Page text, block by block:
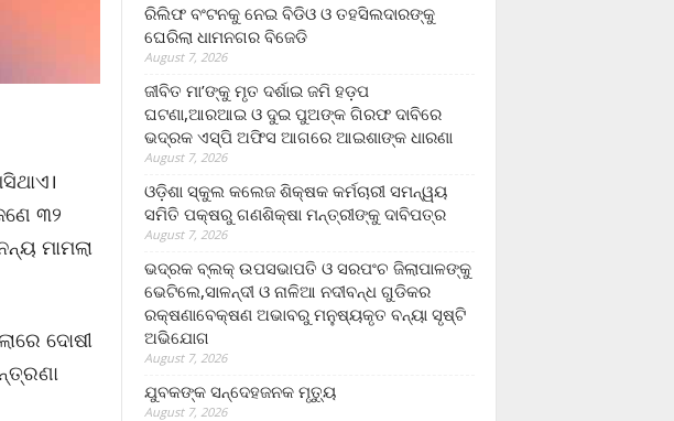
୩୨
ମାମଲା
ଦୋଷୀ
ରିଲିଫ ବଂଟନକୁ ନେଇ ବିଡିଓ ଓ ତହସିଲଦାରଙ୍କୁ
ଘେରିଲା ଧାମନଗର ବିଜେଡି
August 7, 2026
ଜୀବିତ ମା’ଙ୍କୁ ମୃତ ଦର୍ଶାଇ ଜମି ହଡ଼ପ
ଘଟଣା,ଆରଆଇ ଓ ଦୁଇ ପୁଅଙ୍କ ଗିରଫ ଦାବିରେ
ଭଦ୍ରକ ଏସ୍‌ପି ଅଫିସ ଆଗରେ ଆଇଶାଙ୍କ ଧାରଣା
August 7, 2026
ଓଡ଼ିଶା ସ୍କୁଲ କଲେଜ ଶିକ୍ଷକ କର୍ମଚାରୀ ସମନ୍ୱୟ
ସମିତି ପକ୍ଷରୁ ଗଣଶିକ୍ଷା ମନ୍ତ୍ରୀଙ୍କୁ ଦାବିପତ୍ର
August 7, 2026
ଭଦ୍ରକ ବ୍ଲକ୍ ଉପସଭାପତି ଓ ସରପଂଚ ଜିଲାପାଳଙ୍କୁ
ଭେଟିଲେ,ସାଳନ୍ଦୀ ଓ ନାଳିଆ ନଦୀବନ୍ଧ ଗୁଡିକର
ରକ୍ଷଣାବେକ୍ଷଣ ଅଭାବରୁ ମନୁଷ୍ୟକୃତ ବନ୍ୟା ସୃଷ୍ଟି
ଅଭିଯୋଗ
August 7, 2026
ଯୁବକଙ୍କ ସନ୍ଦେହଜନକ ମୃତ୍ୟୁ
August 7, 2026